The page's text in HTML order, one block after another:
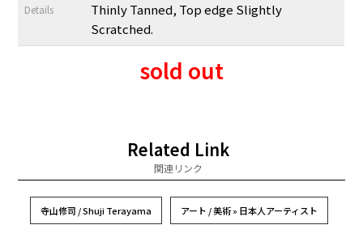
Details
Thinly Tanned, Top edge Slightly
Scratched.
sold out
Related Link
関連リンク
寺山修司 / Shuji Terayama アート / 美術 » 日本人アーティスト